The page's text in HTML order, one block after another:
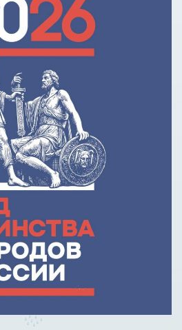
пособие для студентов
с господдержкой
условий по образовательному
кредиту